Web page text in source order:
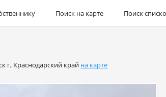
Поиск на карте Поиск
г, Краснодарский край на карте